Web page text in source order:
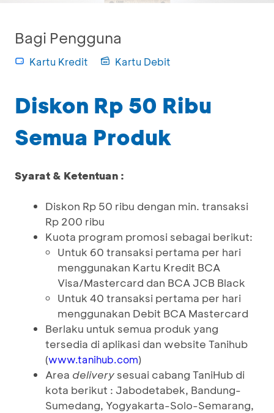
Bagi Pengguna
Kartu Kredit Kartu Debit
Diskon Rp 50 Ribu
Semua Produk
Syarat & Ketentuan :
Diskon Rp 50 ribu dengan min. transaksi
Rp 200 ribu
Kuota program promosi sebagai berikut:
Untuk 60 transaksi pertama per hari
menggunakan Kartu Kredit BCA
Visa/Mastercard dan BCA JCB Black
Untuk 40 transaksi pertama per hari
menggunakan Debit BCA Mastercard
Berlaku untuk semua produk yang
tersedia di aplikasi dan website Tanihub
(www.tanihub.com)
Area delivery sesuai cabang TaniHub di
kota berikut : Jabodetabek, Bandung-
Sumedang, Yogyakarta-Solo-Semarang,